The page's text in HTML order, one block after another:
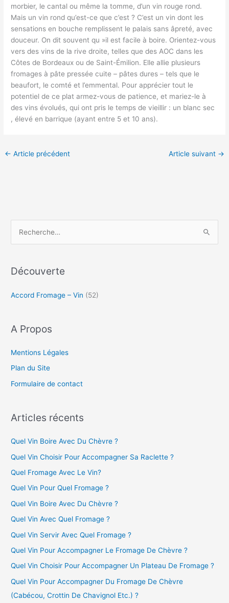
morbier, le cantal ou même la tomme, d’un vin rouge rond.
Mais un vin rond qu’est-ce que c’est ? C’est un vin dont les
sensations en bouche remplissent le palais sans âpreté, avec
douceur. On dit souvent qu »il est facile à boire. Orientez-vous
vers des vins de la rive droite, telles que des AOC dans les
Côtes de Bordeaux ou de Saint-Émilion. Elle allie plusieurs
fromages à pâte pressée cuite – pâtes dures – tels que le
beaufort, le comté et l’emmental. Pour apprécier tout le
potentiel de ce plat armez-vous de patience, et mariez-le à
des vins évolués, qui ont pris le temps de vieillir : un blanc sec
, élevé en barrique (ayant entre 5 et 10 ans).
← Article précédent Article suivant →
h
r
r
Découverte
Accord Fromage – Vin (52)
A Propos
Mentions Légales
Plan du Site
Formulaire de contact
Articles récents
Quel Vin Boire Avec Du Chèvre ?
Quel Vin Choisir Pour Accompagner Sa Raclette ?
Quel Fromage Avec Le Vin?
Quel Vin Pour Quel Fromage ?
Quel Vin Boire Avec Du Chèvre ?
Quel Vin Avec Quel Fromage ?
Quel Vin Servir Avec Quel Fromage ?
Quel Vin Pour Accompagner Le Fromage De Chèvre ?
Quel Vin Choisir Pour Accompagner Un Plateau De Fromage ?
Quel Vin Pour Accompagner Du Fromage De Chèvre
(Cabécou, Crottin De Chavignol Etc.) ?